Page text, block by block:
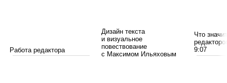
Работа редак­тора
на несколь­ких уров­нях
Дизайн текста
и визуальное
повествование
с Максимом Ильяховым
Что
9:07